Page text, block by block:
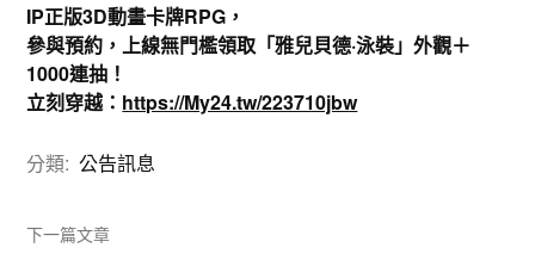
IP正版3D動畫卡牌RPG，
參與預約，上線無門檻領取「雅兒貝德·泳裝」外觀＋
1000連抽！
立刻穿越： https://My24.tw/223710jbw
分類: 公告訊息
下一篇文章